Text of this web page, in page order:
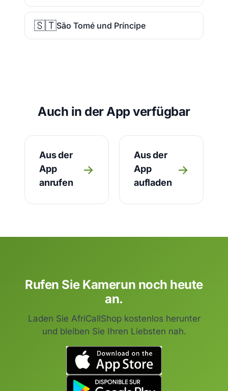
🇸🇹São Tomé und Príncipe
Auch in der App verfügbar
Aus der
App
anrufen
→
Aus der
App
aufladen
→
Rufen Sie Kamerun noch heute
an.
Laden Sie AfriCallShop kostenlos herunter
und bleiben Sie Ihren Liebsten nah.